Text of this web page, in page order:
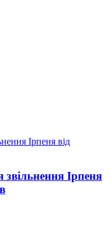
звільнення Ірпеня